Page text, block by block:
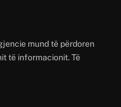
mund të përdoren
të informacionit. Të